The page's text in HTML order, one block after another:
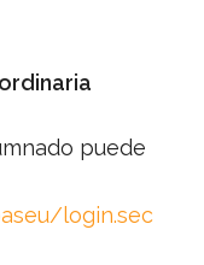
puede
login.sec